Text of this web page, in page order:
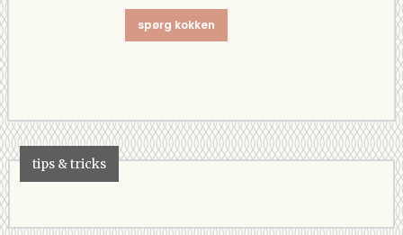
spørg kokken
tips & tricks